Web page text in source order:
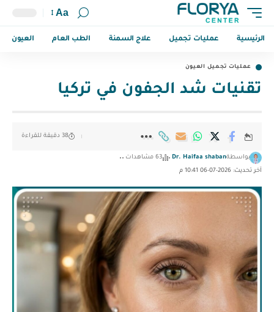
Aa
الرئيسية عمليات تجميل علاج السمنة الطب العام العيون
عمليات تجميل العيون
تقنيات شد الجفون في تركيا
آخر تحديث: 2026-07-06 10:41 م
بواسطةDr. Haifaa shaban 63 مشاهدات
38 دقيقة للقراءة